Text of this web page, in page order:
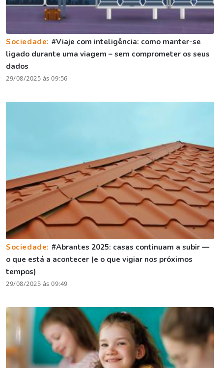
Sociedade: #Viaje com inteligência: como manter-se
ligado durante uma viagem – sem comprometer os seus
dados
29/08/2025 às 09:56
Sociedade: #Abrantes 2025: casas continuam a subir —
o que está a acontecer (e o que vigiar nos próximos
tempos)
29/08/2025 às 09:49